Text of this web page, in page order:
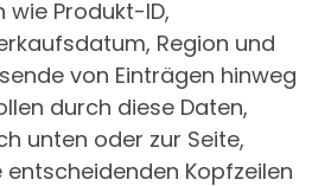
Produkt-ID,
Region und
von Einträgen hinweg
durch diese Daten,
unten oder zur Seite,
Kopfzeilen